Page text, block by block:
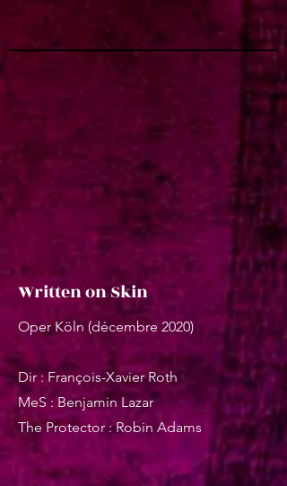
Written on Skin
Oper Köln (décembre 2020)
Dir : François-Xavier Roth
MeS : Benjamin Lazar
The Protector : Robin Adams